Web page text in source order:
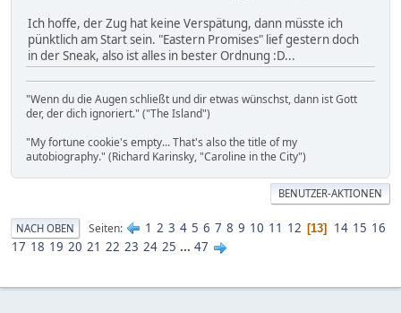
Ich hoffe, der Zug hat keine Verspätung, dann müsste ich
pünktlich am Start sein. "Eastern Promises" lief gestern doch
in der Sneak, also ist alles in bester Ordnung :D...
"Wenn du die Augen schließt und dir etwas wünschst, dann ist Gott
der, der dich ignoriert." ("The Island")
"My fortune cookie's empty... That's also the title of my
autobiography." (Richard Karinsky, "Caroline in the City")
BENUTZER-AKTIONEN
NACH OBEN Seiten 1 2 3 4 5 6 7 8 9 10 11 12 13 14 15 16
17 18 19 20 21 22 23 24 25 ... 47